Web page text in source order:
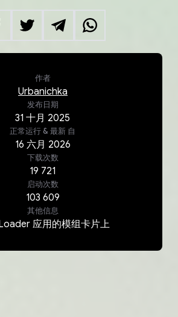
作者
Urbanichka
发布日期
31十月 2025
正常运行 & 最新 自
16 六月 2026
下载次数
19 721
启动次数
103 609
其他信息
应用的模组卡片上